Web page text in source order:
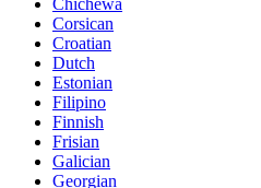
Chichewa
Corsican
Croatian
Dutch
Estonian
Filipino
Finnish
Frisian
Galician
Georgian